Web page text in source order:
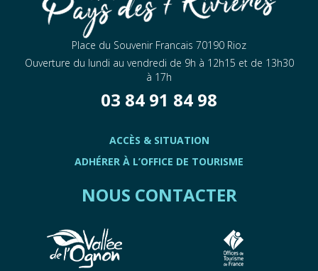
Place du Souvenir Francais 70190 Rioz
Ouverture du lundi au vendredi de 9h à 12h15 et de 13h30
à 17h
03 84 91 84 98
ACCÈS & SITUATION
ADHÉRER À L’OFFICE DE TOURISME
NOUS CONTACTER